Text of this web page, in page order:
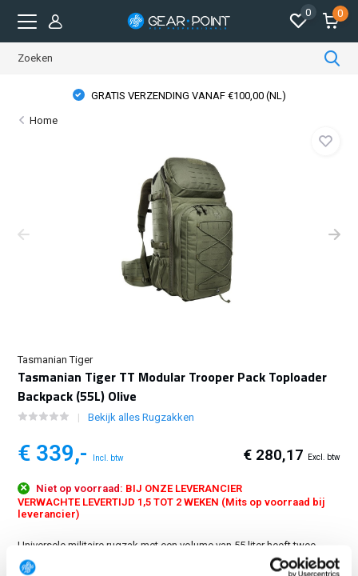
0 0
GRATIS VERZENDING VANAF €100,00 (NL)
Home
Tasmanian Tiger
Tasmanian Tiger TT Modular Trooper Pack Toploader
Backpack (55L) Olive
Bekijk alles Rugzakken
€ 339,- Incl. btw € 280,17 Excl. btw
Niet op voorraad: BIJ ONZE LEVERANCIER
VERWACHTE LEVERTIJD 1,5 TOT 2 WEKEN (Mits op voorraad bij
leverancier)
Universele militaire rugzak met een volume van 55 liter heeft twee
bevestigbare vakken en het V2 Plus-draagsysteem....
Toon meer